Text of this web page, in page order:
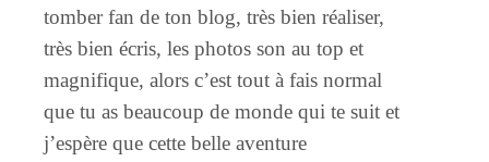
tomber fan de ton blog, très bien réaliser,
très bien écris, les photos son au top et
magnifique, alors c’est tout à fais normal
que tu as beaucoup de monde qui te suit et
j’espère que cette belle aventure